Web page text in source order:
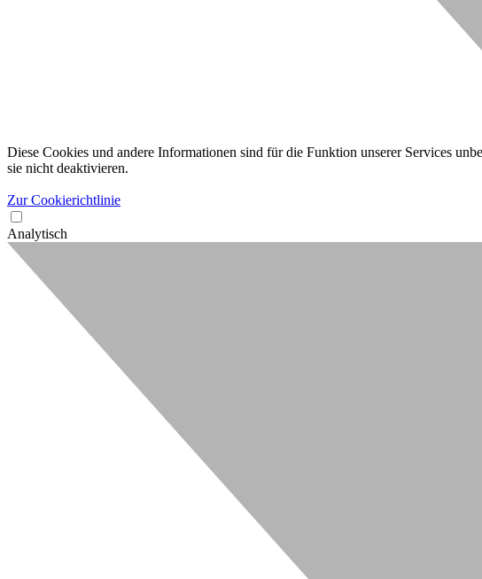
Diese Cookies und andere Informationen sind für die Funktion unserer Services
sie nicht deaktivieren.
Zur Cookierichtlinie
Analytisch